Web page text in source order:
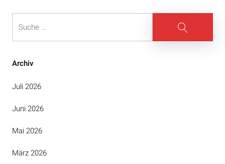
Suche
Archiv
Juli 2026
Juni 2026
Mai 2026
März 2026